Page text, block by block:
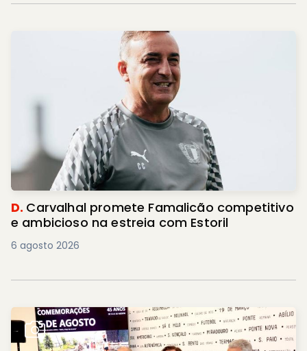
D. Carvalhal promete Famalicão competitivo
e ambicioso na estreia com Estoril
6 agosto 2026